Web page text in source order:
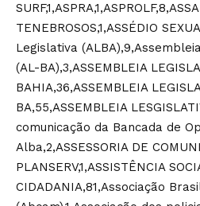
TENEBROSOS,1,ASSÉDIO
Legislativa
(AL-BA),3,ASSEMBLEIA
BAHIA,36,ASSEMBLEIA
BA,55,ASSEMBLEIA
comunicação da Bancada de
Alba,2,ASSESSORIA DE
PLANSERV,1,ASSISTÊNCIA
CIDADANIA,81,Associação